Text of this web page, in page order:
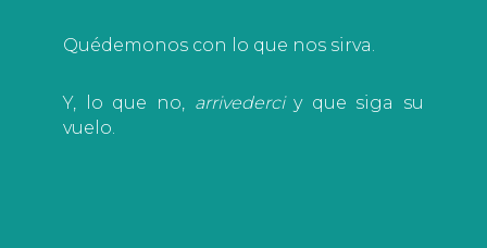
Quédemonos con lo que nos sirva.
Y, lo que no, arrivederciy que siga su
vuelo.